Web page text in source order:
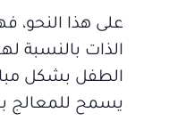
على هذا النحو،
الذات بالنسبة
الطفل بشكل
يسمح للمعالج